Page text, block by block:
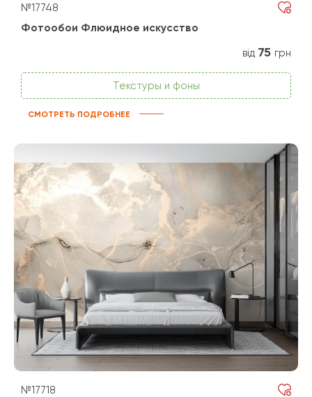
№17748
Фотообои Флюидное искусство
від 75 грн
Текстуры и фоны
СМОТРЕТЬ ПОДРОБНЕЕ
№17718